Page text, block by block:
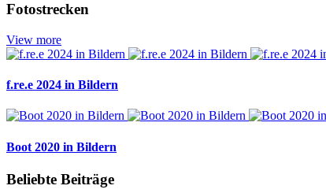
Fotostrecken
View more
f.re.e 2024 in Bildern
Boot 2020 in Bildern
Beliebte Beiträge